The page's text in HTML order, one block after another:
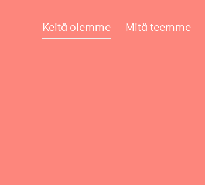
Keitä olemme Mitä teemme